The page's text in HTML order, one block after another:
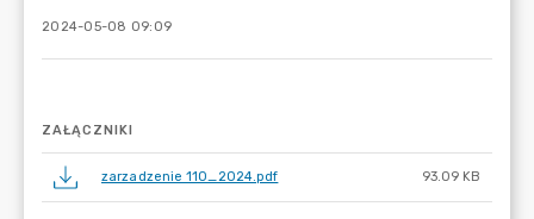
2024-05-08 09:09
ZAŁĄCZNIKI
zarzadzenie 110_2024.pdf 93.09 KB